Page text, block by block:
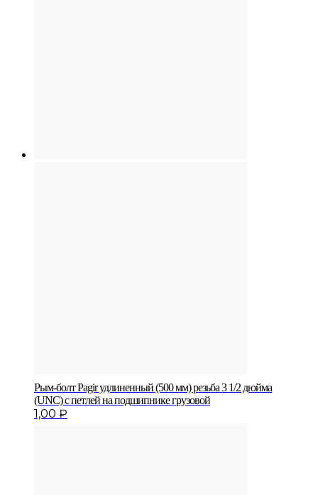
Рым-болт Pagir удлиненный (500 мм) резьба 3 1/2 дюйма
(UNC) с петлей на подшипнике грузовой
1,00 ₽